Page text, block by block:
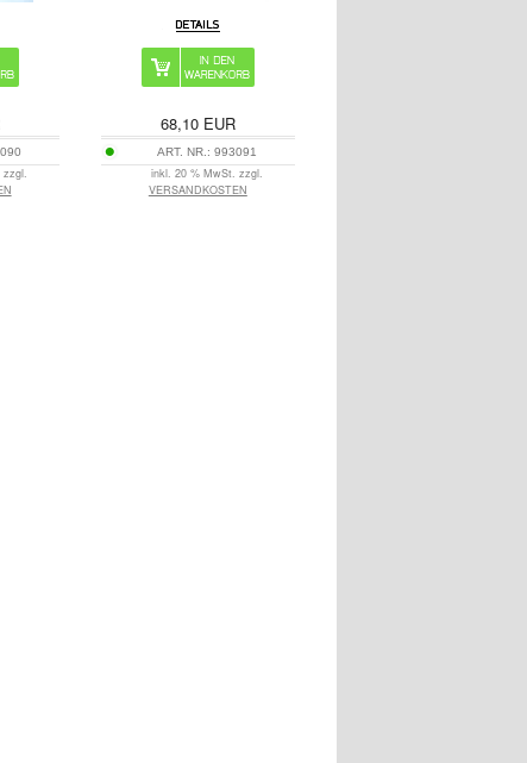
zzgl.
68,10EUR
ART. NR.: 993091
inkl. 20 % MwSt. zzgl.
VERSANDKOSTEN